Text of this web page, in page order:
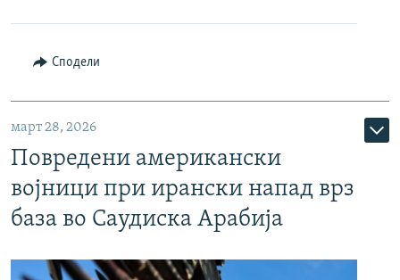
Сподели
март 28, 2026
Повредени американски
војници при ирански напад врз
база во Саудиска Арабија